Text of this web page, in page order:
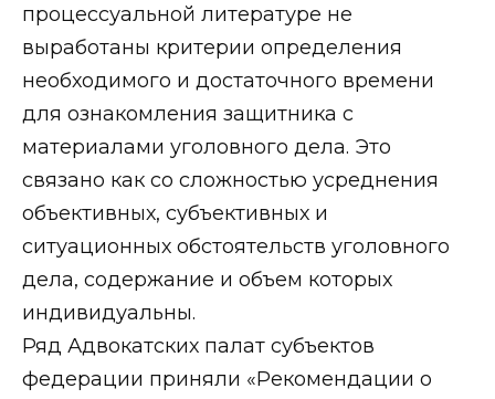
процессуальной литературе не
выработаны критерии определения
необходимого и достаточного времени
для ознакомления защитника с
материалами уголовного дела. Это
связано как со сложностью усреднения
объективных, субъективных и
ситуационных обстоятельств уголовного
дела, содержание и объем которых
индивидуальны.
Ряд Адвокатских палат субъектов
федерации приняли «Рекомендации о